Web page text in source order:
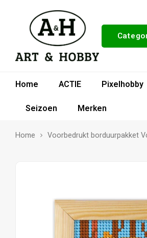
Home ACTIE Pixelhobby
Seizoen
Merken
Home Voorbedrukt borduurpakket